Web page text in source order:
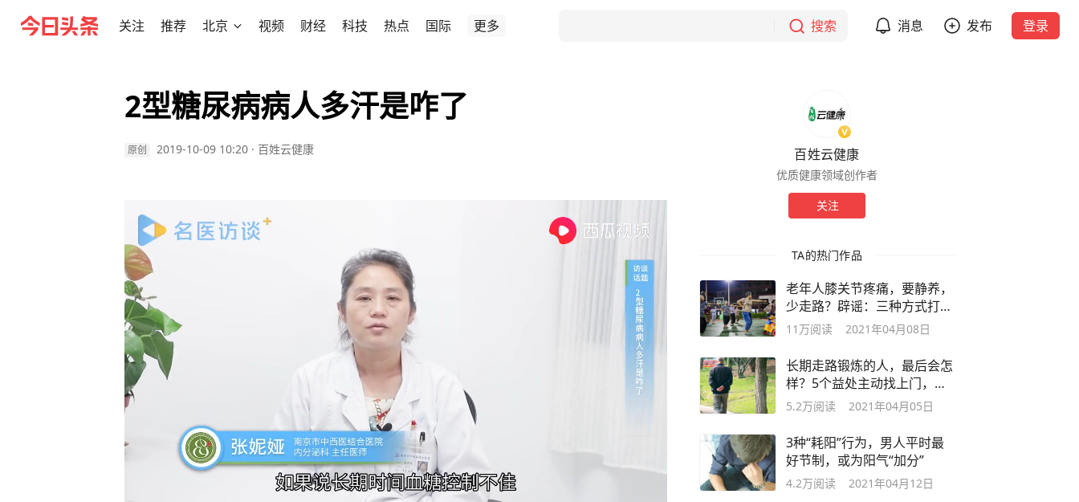
关注 推荐 北京 视频 财经 科技 热点 国际 更多 搜索 消息 发布 登录
2型糖尿病病人多汗是咋了
原创 2019-10-09 10:20 · 百姓云健康 百姓云健康
优质健康领域创作者
关注
TA的热门作品
老年人膝关节疼痛，要静养，
少走路？辟谣：三种方式打破
误区
11万阅读 2021年04月08日
长期走路锻炼的人，最后会怎
样？5个益处主动找上门，希
望你知道
5.2万阅读 2021年04月05日
3种“耗阳”行为，男人平时最
好节制，或为阳气“加分”
4.2万阅读 2021年04月12日